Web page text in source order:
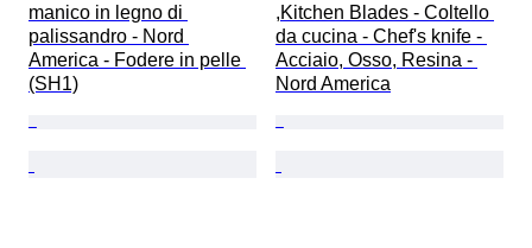
manico in legno di
palissandro - Nord
America - Fodere in pelle
(SH1)
,Kitchen Blades - Coltello
da cucina - Chef's knife -
Acciaio, Osso, Resina -
Nord America